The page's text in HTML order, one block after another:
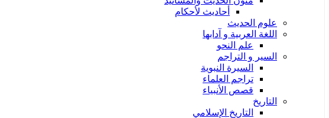
أحاديث لأحكام
علوم الحديث
اللغة العربية و آدابها
علم النحو
السير و التراجم
السيرة النبوية
تراجم العلماء
قصص الأنبياء
التاريخ
التاريخ الإسلامي